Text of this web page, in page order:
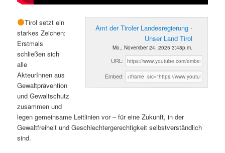
Amt der Tiroler Landesregierung -
Unser Land Tirol
Mo., November 24, 2025 3:48p.m.
URL:
Embed:
Tirol setzt ein
starkes Zeichen:
Erstmals
schließen sich
alle
AkteurInnen aus
Gewaltprävention
und Gewaltschutz
zusammen und
legen gemeinsame Leitlinien vor – für eine Zukunft, in der
Gewaltfreiheit und Geschlechtergerechtigkeit selbstverständlich
sind.